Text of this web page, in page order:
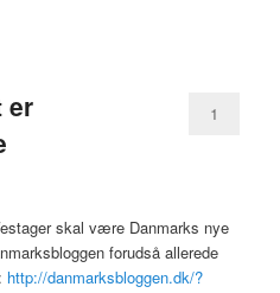
er
1
skal være Danmarks nye
forudså allerede
http://danmarksbloggen.dk/?